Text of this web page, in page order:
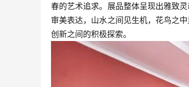
春的艺术追求。展品整体呈现出雅致
审美表达，山水之间见生机，花鸟之
创新之间的积极探索。